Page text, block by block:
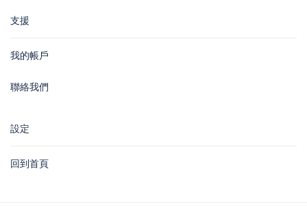
支援
我的帳戶
聯絡我們
設定
回到首頁